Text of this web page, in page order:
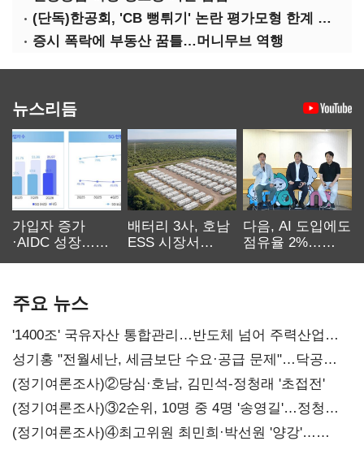
(단독)한공회, 'CB 뻥튀기' 논란 평가모형 한계 인정…당국 방관 속 장부 왜곡 수두룩
증시 폭락에 부동산 꿈틀…머니무브 역행
뉴스리듬
가입자 증가
·AIDC 성장…
배터리 3사, 호남
ESS 시장서
다음, AI 도입에도
점유율 2%…
주요 뉴스
'1400조' 국유자산 통합관리…반도체 넘어 주력산업
구조혁신
성기홍 "전월세난, 세금보단 수요·공급 문제"…닥공
시사
(정기여론조사)②당심·호남, 김민석-정청래 '초접전'
(정기여론조사)③2순위, 10명 중 4명 '송영길'…정청래
'한 자릿수'
(정기여론조사)④최고위원 최민희·박선원 '양강'…